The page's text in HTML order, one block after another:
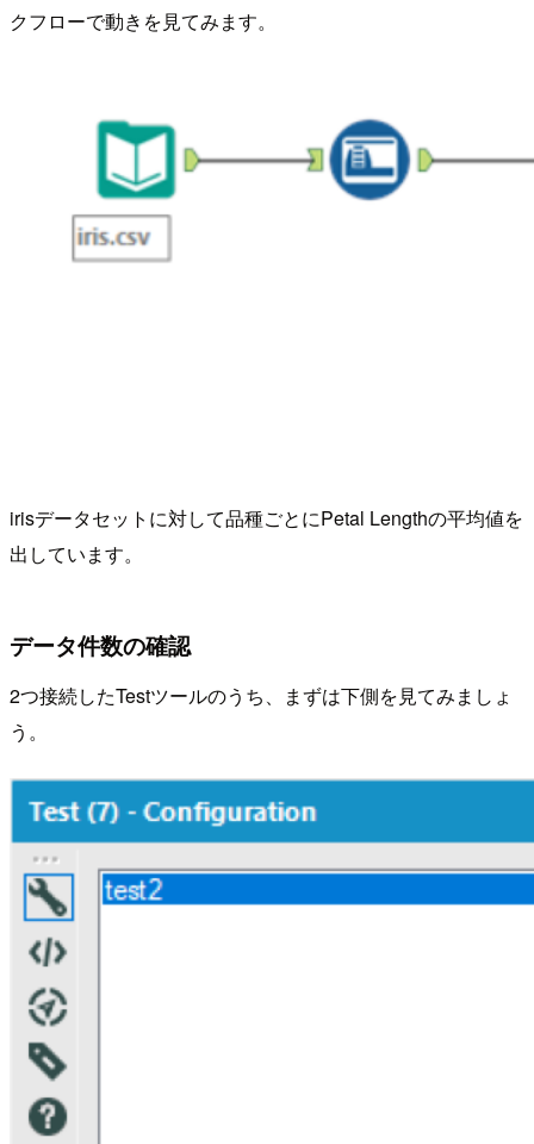
クフローで動きを見てみます。
irisデータセットに対して品種ごとにPetal Lengthの平均値を
出しています。
データ件数の確認
2つ接続したTestツールのうち、まずは下側を見てみましょ
う。